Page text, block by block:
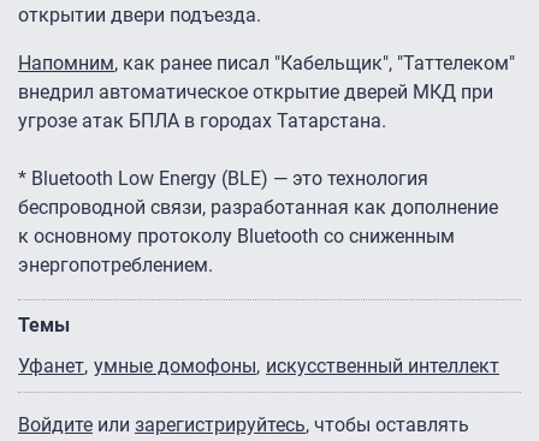
открытии двери подъезда.
Напомним, как ранее писал "Кабельщик", "Таттелеком"
внедрил автоматическое открытие дверей МКД при
угрозе атак БПЛА в городах Татарстана.
* Bluetooth Low Energy (BLE) — это технология
беспроводной связи, разработанная как дополнение
к основному протоколу Bluetooth со сниженным
энергопотреблением.
Темы
Уфанет умные домофоны искусственный интеллект
Войдите или зарегистрируйтесь, чтобы оставлять